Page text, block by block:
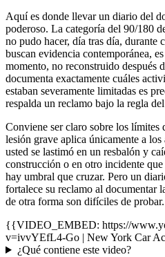
Aquí es donde llevar un diario del
poderoso. La categoría del 90/180
no pudo hacer, día tras día, durante
buscan evidencia contemporánea,
momento, no reconstruido después
documenta exactamente cuáles
estaban severamente limitadas es
respalda un reclamo bajo la regla
Conviene ser claro sobre los límites
lesión grave aplica únicamente a
usted se lastimó en un resbalón y
construcción o en otro incidente
hay umbral que cruzar. Pero un
fortalece su reclamo al documentar
de otra forma son difíciles de probar.
{{VIDEO_EMBED: https://
v=ivvYEfL4-Go | New York Car
¿Qué contiene este video?